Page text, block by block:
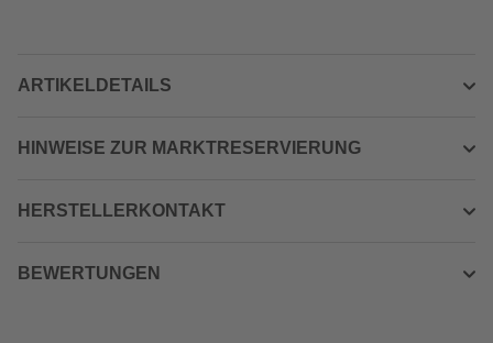
ARTIKELDETAILS
HINWEISE ZUR MARKTRESERVIERUNG
HERSTELLERKONTAKT
BEWERTUNGEN